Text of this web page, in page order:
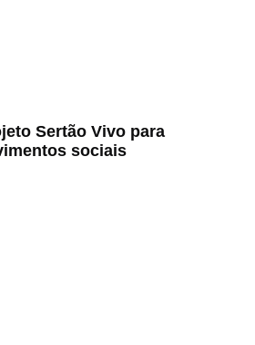
Sertão Vivo para
sociais